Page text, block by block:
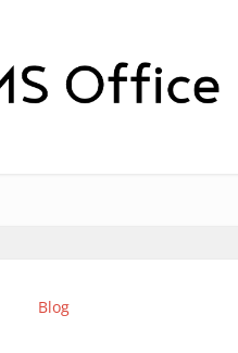
Blog